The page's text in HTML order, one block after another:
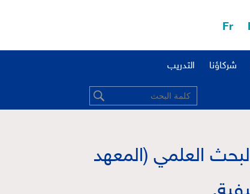
Fr
شركاؤنا التدريب
العلمي (المعهد